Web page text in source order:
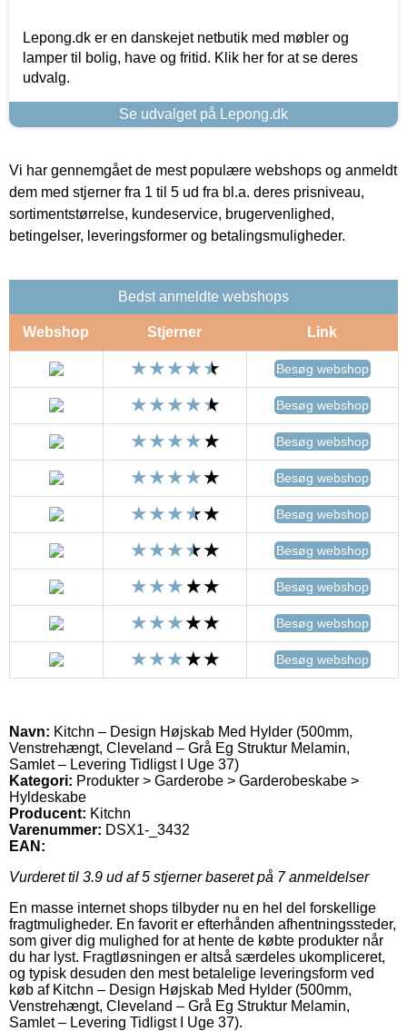
Lepong.dk er en danskejet netbutik med møbler og
lamper til bolig, have og fritid. Klik her for at se deres
udvalg.
Se udvalget på Lepong.dk
Vi har gennemgået de mest populære webshops og anmeldt
dem med stjerner fra 1 til 5 ud fra bl.a. deres prisniveau,
sortimentstørrelse, kundeservice, brugervenlighed,
betingelser, leveringsformer og betalingsmuligheder.
Bedst anmeldte webshops
Webshop Stjerner Link
Besøg webshop
Besøg webshop
Besøg webshop
Besøg webshop
Besøg webshop
Besøg webshop
Besøg webshop
Besøg webshop
Besøg webshop
Navn: Kitchn – Design Højskab Med Hylder (500mm,
Venstrehængt, Cleveland – Grå Eg Struktur Melamin,
Samlet – Levering Tidligst I Uge 37)
Kategori: Produkter > Garderobe > Garderobeskabe >
Hyldeskabe
Producent: Kitchn
Varenummer: DSX1-_3432
EAN:
Vurderet til 3.9 ud af 5 stjerner baseret på 7anmeldelser
En masse internet shops tilbyder nu en hel del forskellige
fragtmuligheder. En favorit er efterhånden afhentningssteder,
som giver dig mulighed for at hente de købte produkter når
du har lyst. Fragtløsningen er altså særdeles ukompliceret,
og typisk desuden den mest betalelige leveringsform ved
køb af Kitchn – Design Højskab Med Hylder (500mm,
Venstrehængt, Cleveland – Grå Eg Struktur Melamin,
Samlet – Levering Tidligst I Uge 37).